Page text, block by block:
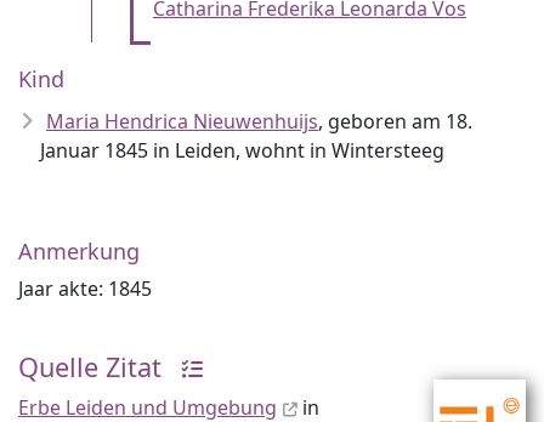
Catharina Frederika Leonarda Vos
Kind
Maria Hendrica Nieuwenhuijs, geboren am 18.
Januar 1845 in Leiden, wohnt in Wintersteeg
Anmerkung
Jaar akte: 1845
Quelle Zitat
Erbe Leiden und Umgebung
in